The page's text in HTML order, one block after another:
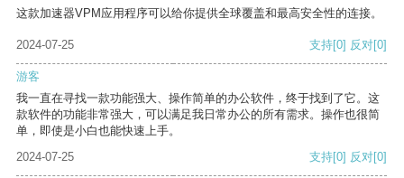
这款加速器VPM应用程序可以给你提供全球覆盖和最高安全性的连接。
2024-07-25 支持[0] 反对[0]
游客
我一直在寻找一款功能强大、操作简单的办公软件，终于找到了它。这
款软件的功能非常强大，可以满足我日常办公的所有需求。操作也很简
单，即使是小白也能快速上手。
2024-07-25
支持[0] 反对[0]